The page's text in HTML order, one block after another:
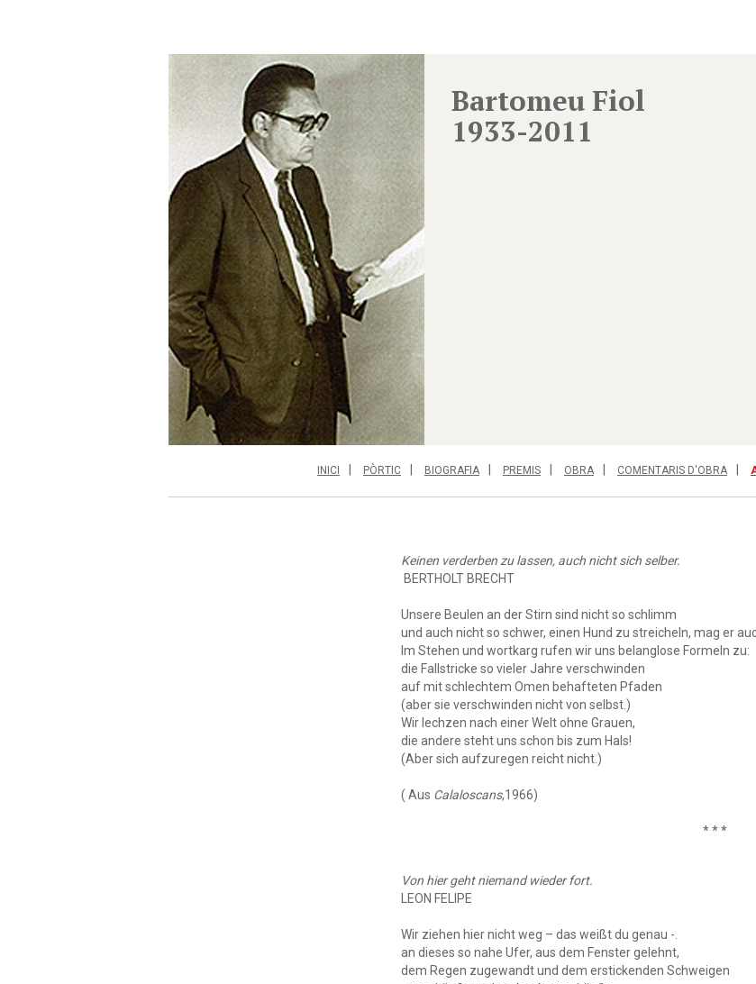
Bartomeu Fiol
1933-2011
INICI PÒRTIC BIOGRAFIA PREMIS OBRA COMENTARIS D'OBRA
Keinen verderben zu lassen, auch nicht sich selber.
BERTHOLT BRECHT
Unsere Beulen an der Stirn sind nicht so schlimm
und auch nicht so schwer, einen Hund zu streicheln, mag er
Im Stehen und wortkarg rufen wir uns belanglose Formeln zu:
die Fallstricke so vieler Jahre verschwinden
auf mit schlechtem Omen behafteten Pfaden
(aber sie verschwinden nicht von selbst.)
Wir lechzen nach einer Welt ohne Grauen,
die andere steht uns schon bis zum Hals!
(Aber sich aufzuregen reicht nicht.)
( Aus Calaloscans,1966)
* * *
Von hier geht niemand wieder fort.
LEON FELIPE
Wir ziehen hier nicht weg – das weißt du genau -.
an dieses so nahe Ufer, aus dem Fenster gelehnt,
dem Regen zugewandt und dem erstickenden Schweigen